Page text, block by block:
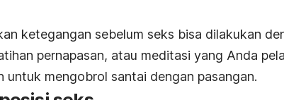
ketegangan sebelum seks bisa dilakukan
pernapasan, atau meditasi yang Anda
untuk mengobrol santai dengan pasangan.